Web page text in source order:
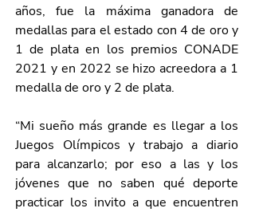
años, fue la máxima ganadora de
medallas para el estado con 4 de oro y
1 de plata en los premios CONADE
2021 y en 2022 se hizo acreedora a 1
medalla de oro y 2 de plata.
“Mi sueño más grande es llegar a los
Juegos Olímpicos y trabajo a diario
para alcanzarlo; por eso a las y los
jóvenes que no saben qué deporte
practicar los invito a que encuentren